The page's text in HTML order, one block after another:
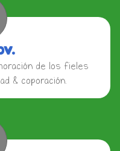
de los fieles
& coporación.